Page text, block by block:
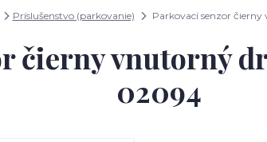
Príslušenstvo (parkovanie) Parkovací senzor
čierny vnutorný
02094